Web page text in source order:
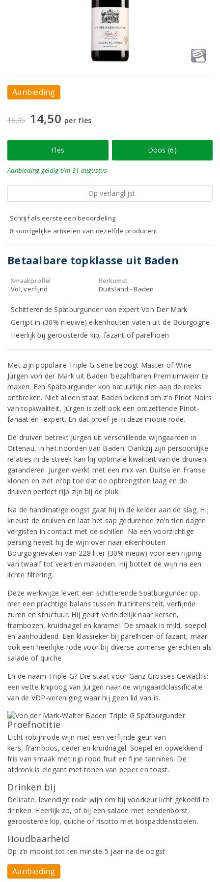
Aanbieding
16,95 14,50 per fles
Fles Doos (6)
Aanbieding geldig t/m 31 augustus
Op verlanglijst
Schrijf als eerste een beoordeling
8 soortgelijke artikelen van dezelfde producent
Betaalbare topklasse uit Baden
Smaakprofiel
Vol, verfijnd
Herkomst
Duitsland - Baden
Schitterende Spätburgunder van expert Von Der Mark
Gerijpt in (30% nieuwe) eikenhouten vaten uit de Bourgogne
Heerlijk bij geroosterde kip, fazant of parelhoen
Met zijn populaire Triple G-serie beoogt Master of Wine
Jürgen von der Mark uit Baden ‘bezahlbaren Premiumwein’ te
maken. Een Spätburgunder kon natuurlijk niet aan de reeks
ontbreken. Niet alleen staat Baden bekend om z’n Pinot Noirs
van topkwaliteit, Jürgen is zelf ook een ontzettende Pinot-
fanaat én -expert. En dat proef je in deze mooie rode.
De druiven betrekt Jürgen uit verschillende wijngaarden in
Ortenau, in het noorden van Baden. Dankzij zijn persoonlijke
relaties in de streek kan hij optimale kwaliteit van de druiven
garanderen. Jürgen werkt met een mix van Duitse en Franse
klonen en ziet erop toe dat de opbrengsten laag en de
druiven perfect rijp zijn bij de pluk.
Na de handmatige oogst gaat hij in de kelder aan de slag. Hij
kneust de druiven en laat het sap gedurende zo’n tien dagen
vergisten in contact met de schillen. Na een voorzichtige
persing hevelt hij de wijn over naar eikenhouten
Bourgognevaten van 228 liter (30% nieuw) voor een rijping
van twaalf tot veertien maanden. Hij bottelt de wijn na een
lichte filtering.
Deze werkwijze levert een schitterende Spätburgunder op,
met een prachtige balans tussen fruitintensiteit, verfijnde
zuren en structuur. Hij geurt verleidelijk naar kersen,
frambozen, kruidnagel en karamel. De smaak is mild, soepel
en aanhoudend. Een klassieker bij parelhoen of fazant, maar
ook een heerlijke rode voor bij diverse zomerse gerechten als
salade of quiche.
En de naam Triple G? Die staat voor Ganz Grosses Gewächs;
een vette knipoog van Jürgen naar de wijngaardclassificatie
van de VDP-vereniging waar hij geen lid van is.
Proefnotitie
Licht robijnrode wijn met een verfijnde geur van
kers, framboos, ceder en kruidnagel. Soepel en opwekkend
fris van smaak met rijp rood fruit en fijne tannines. De
afdronk is elegant met tonen van peper en toast.
Drinken bij
Delicate, levendige rode wijn om bij voorkeur licht gekoeld te
drinken. Heerlijk zo, of bij een salade met eendenborst,
geroosterde kip, quiche of risotto met bospaddenstoelen.
Houdbaarheid
Op z’n mooist tot ten minste 5 jaar na de oogst.
Aanbieding